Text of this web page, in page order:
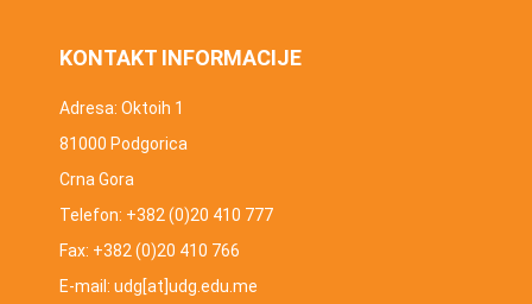
KONTAKT INFORMACIJE
Adresa: Oktoih 1
81000 Podgorica
Crna Gora
Telefon: +382 (0)20 410 777
Fax: +382 (0)20 410 766
E-mail: udg[at]udg.edu.me